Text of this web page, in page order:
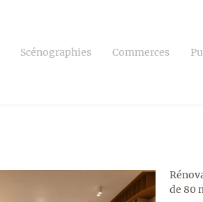
Scénographies Commerces
de 80